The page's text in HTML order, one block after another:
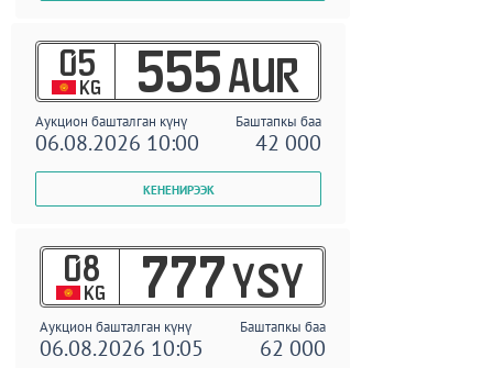
05
KG 555 AUR
Аукцион башталган күнү Баштапкы баа
06.08.2026 10:00 42 000
08
KG 777 YSY
Аукцион башталган күнү Баштапкы баа
06.08.2026 10:05 62 000